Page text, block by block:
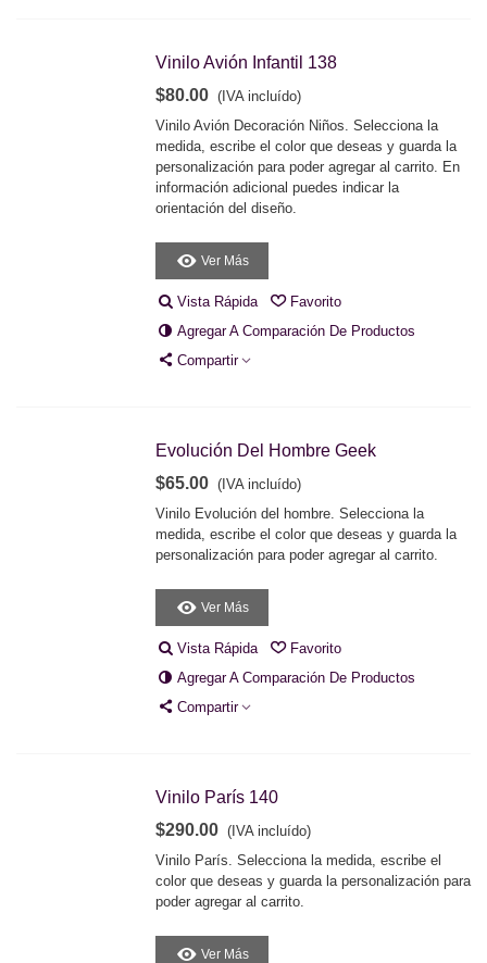
Vinilo Avión Infantil 138
$80.00 (IVA incluído)
Vinilo Avión Decoración Niños. Selecciona la
medida, escribe el color que deseas y guarda la
personalización para poder agregar al carrito. En
información adicional puedes indicar la
orientación del diseño.
Ver Más
Vista Rápida
Favorito
Agregar A Comparación De Productos
Compartir
Evolución Del Hombre Geek
$65.00 (IVA incluído)
Vinilo Evolución del hombre. Selecciona la
medida, escribe el color que deseas y guarda la
personalización para poder agregar al carrito.
Ver Más
Vista Rápida
Favorito
Agregar A Comparación De Productos
Compartir
Vinilo París 140
$290.00 (IVA incluído)
Vinilo París. Selecciona la medida, escribe el
color que deseas y guarda la personalización para
poder agregar al carrito.
Ver Más